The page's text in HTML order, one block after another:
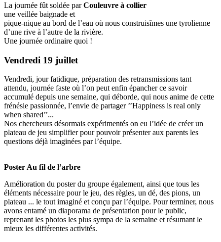
Couleuvre à collier
La journée fût soldée par
une veillée baignade et
pique-nique au bord de l’eau où nous construisîmes une tyrolienne
d’une rive à l’autre de la rivière.
Une journée ordinaire quoi !
Vendredi 19 juillet
Vendredi, jour fatidique, préparation des retransmissions tant
attendu, journée faste où l’on peut enfin épancher ce savoir
accumulé depuis une semaine, qui déborde, qui nous anime de cette
frénésie passionnée, l’envie de partager ’’Happiness is real only
when shared’’...
Nos chercheurs désormais expérimentés on eu l’idée de créer un
plateau de jeu simplifier pour pouvoir présenter aux parents les
questions déjà imaginées par l’équipe.
Poster Au fil de l’arbre
Amélioration du poster du groupe également, ainsi que tous les
éléments nécessaire pour le jeu, des règles, un dé, des pions, un
plateau ... le tout imaginé et conçu par l’équipe. Pour terminer, nous
avons entamé un diaporama de présentation pour le public,
reprenant les photos les plus sympa de la semaine et résumant le
mieux les différentes activités.